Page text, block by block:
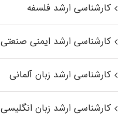
کارشناسی ارشد فلسفه
کارشناسی ارشد ایمنی صنعتی
کارشناسی ارشد زبان آلمانی
کارشناسی ارشد زبان انگلیسی